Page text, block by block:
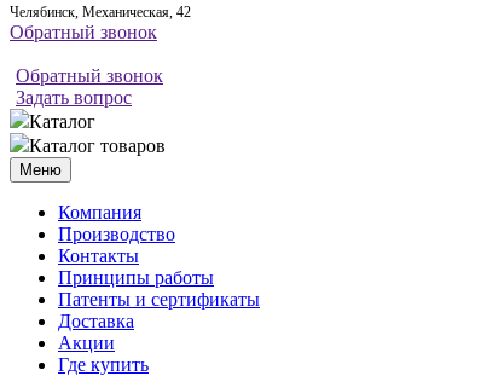
Челябинск, Механическая, 42
Обратный звонок
Обратный звонок
Задать вопрос
Каталог
Каталог товаров
Меню
Компания
Производство
Контакты
Принципы работы
Патенты и сертификаты
Доставка
Акции
Где купить